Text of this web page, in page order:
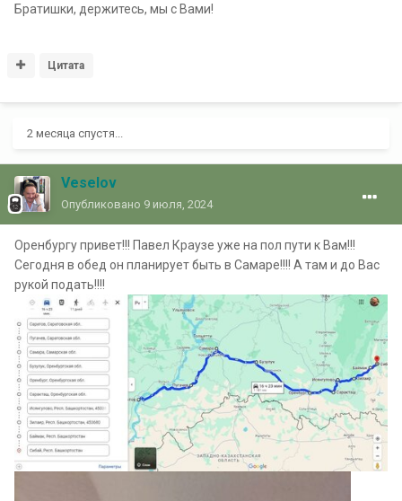
Братишки, держитесь, мы с Вами!
Цитата
2 месяца спустя...
Veselov
Опубликовано 9 июля, 2024
Оренбургу привет!!! Павел Краузе уже на пол пути к Вам!!!
Сегодня в обед он планирует быть в Самаре!!!! А там и до Вас
рукой подать!!!!